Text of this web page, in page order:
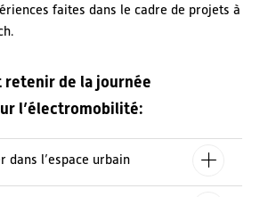
faites dans le cadre de projets à
retenir de la journée
l’électromobilité:
dans l’espace urbain